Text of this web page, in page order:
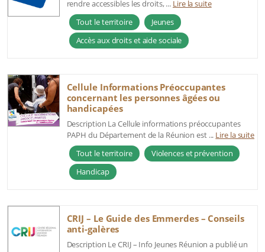
rendre accessibles les droits, ... Lire la suite
Tout le territoire
Jeunes
Accès aux droits et aide sociale
Cellule Informations Préoccupantes
concernant les personnes âgées ou
handicapées
Description La Cellule informations préoccupantes
PAPH du Département de la Réunion est ... Lire la suite
Tout le territoire
Violences et prévention
Handicap
CRIJ – Le Guide des Emmerdes – Conseils
anti-galères
Description Le CRIJ – Info Jeunes Réunion a publié un